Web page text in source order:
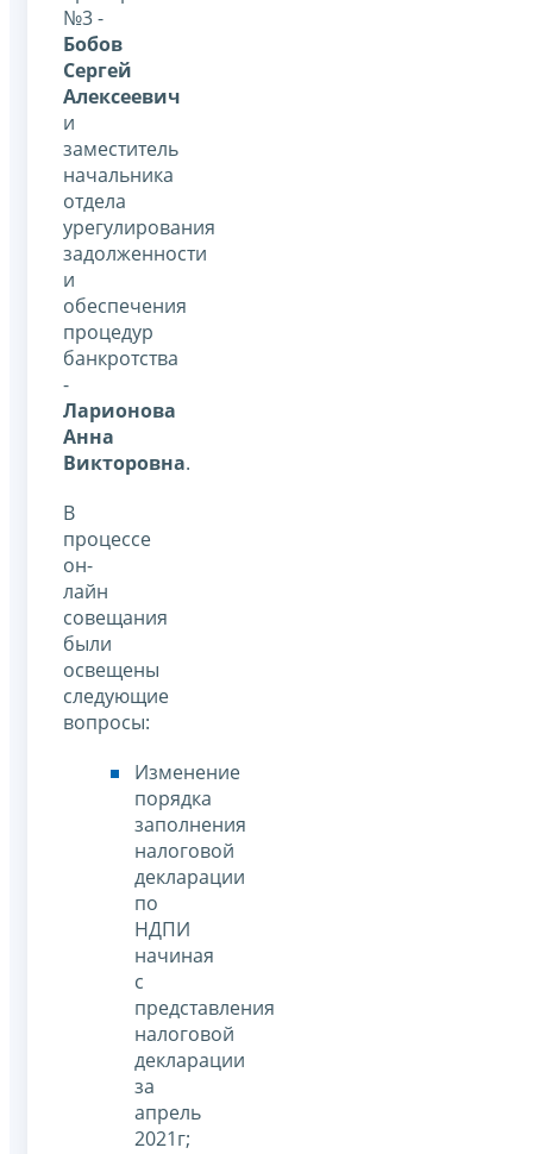
№3 -
Бобов
Сергей
Алексеевич
и
заместитель
начальника
отдела
урегулирования
задолженности
и
обеспечения
процедур
банкротства
-
Ларионова
Анна
Викторовна.
В
процессе
он-
лайн
совещания
были
освещены
следующие
вопросы:
Изменение
порядка
заполнения
налоговой
декларации
по
НДПИ
начиная
с
представления
налоговой
декларации
за
апрель
2021г;